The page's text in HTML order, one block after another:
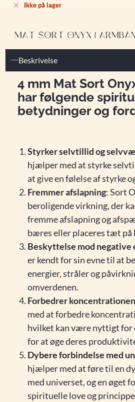
Ikke på lager
MAT SORT ONYX |
Beskrivelse
4 mm Mat Sort
har følgende
betydninger og
Styrker selvtillid og
hjælper med at styrke
at give en følelse af styrke
Fremmer afslapning: Sort
beroligende virkning, der
fremme afslapning og
bæres eller placeres tæt på
Beskyttelse mod negative
er kendt for sin evne til at
energier, stråler og
omverdenen.
Forbedrer koncentrationen
med at forbedre
hvilket kan være nyttigt for
for at øge deres
Dybere forbindelse med
hjælper med at føre til en
med universet, og en øget
spirituelle love og